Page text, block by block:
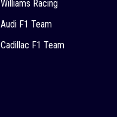
Williams Racing
Audi F1 Team
Cadillac F1 Team